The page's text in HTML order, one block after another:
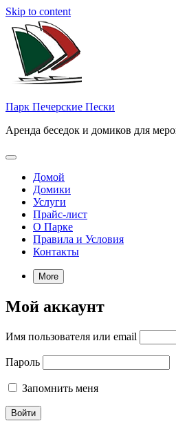
Skip to content
Парк Печерские Пески
Аренда беседок и домиков для
Домой
Домики
Услуги
Прайс-лист
О Парке
Правила и Условия
Контакты
More
Мой аккаунт
Имя пользователя или email
Пароль
Запомнить меня